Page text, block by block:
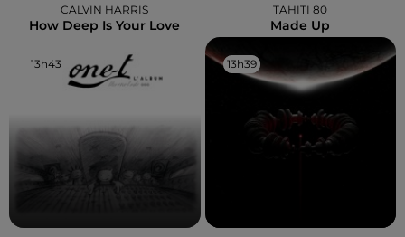
CALVIN HARRIS
How Deep Is Your Love
TAHITI 80
Made Up
13h43
13h43 13h39
13h39